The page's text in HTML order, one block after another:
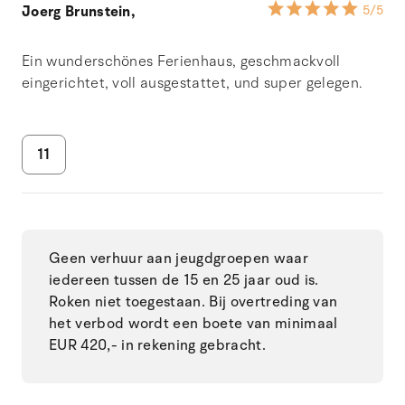
Joerg Brunstein, 5/5
Ein wunderschönes Ferienhaus, geschmackvoll
eingerichtet, voll ausgestattet, und super gelegen.
11
Geen verhuur aan jeugdgroepen waar
iedereen tussen de 15 en 25 jaar oud is.
Roken niet toegestaan. Bij overtreding van
het verbod wordt een boete van minimaal
EUR 420,- in rekening gebracht.